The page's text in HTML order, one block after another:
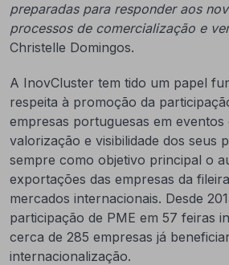
preparadas para responder aos
processos de comercialização e
Christelle Domingos.
A InovCluster tem tido um papel
respeita à promoção da
empresas portuguesas em eventos
valorização e visibilidade dos seus
sempre como objetivo principal o
exportações das empresas da
mercados internacionais. Desde
participação de PME em 57 feiras
cerca de 285 empresas já
internacionalização.